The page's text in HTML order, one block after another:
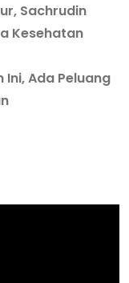
Sachrudin
Kesehatan
Ada Peluang